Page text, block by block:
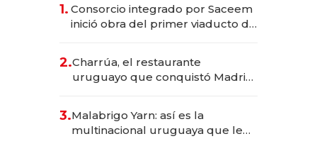
1. Consorcio integrado por Saceem
inició obra del primer viaducto de
millones
2.Charrúa, el restaurante
uruguayo que conquistó Madrid:
anticipación y prepara apertura
3.Malabrigo Yarn: así es la
multinacional uruguaya que le